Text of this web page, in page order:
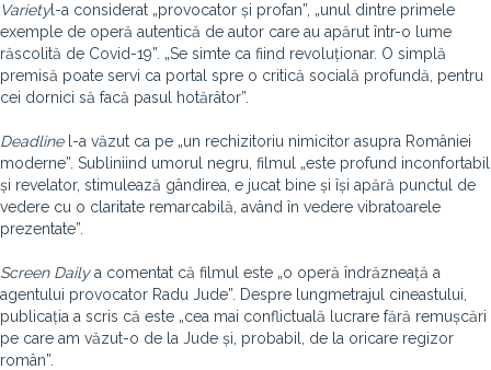
Varietyl-a considerat „provocator și profan”, „unul dintre primele
exemple de operă autentică de autor care au apărut într-o lume
răscolită de Covid-19”. „Se simte ca fiind revoluționar. O simplă
premisă poate servi ca portal spre o critică socială profundă, pentru
cei dornici să facă pasul hotărâtor”.
Deadlinel-a văzut ca pe „un rechizitoriu nimicitor asupra României
moderne”. Subliniind umorul negru, filmul „este profund inconfortabil
și revelator, stimulează gândirea, e jucat bine și își apără punctul de
vedere cu o claritate remarcabilă, având în vedere vibratoarele
prezentate”.
Screen Dailya comentat că filmul este „o operă îndrăzneață a
agentului provocator Radu Jude”. Despre lungmetrajul cineastului,
publicația a scris că este „cea mai conflictuală lucrare fără remușcări
pe care am văzut-o de la Jude și, probabil, de la oricare regizor
român”.